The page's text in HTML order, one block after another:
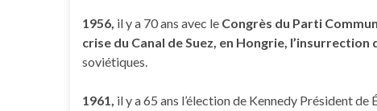
1956, il y a 70 ans avec le Congrès du Parti
crise du Canal de Suez, en Hongrie, l’insurrection
soviétiques.
1961, il y a 65 ans l’élection de Kennedy Président